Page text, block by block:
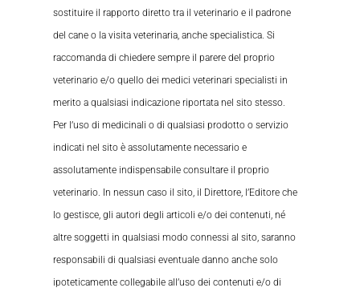
sostituire il rapporto diretto tra il veterinario e il padrone
del cane o la visita veterinaria, anche specialistica. Si
raccomanda di chiedere sempre il parere del proprio
veterinario e/o quello dei medici veterinari specialisti in
merito a qualsiasi indicazione riportata nel sito stesso.
Per l’uso di medicinali o di qualsiasi prodotto o servizio
indicati nel sito è assolutamente necessario e
assolutamente indispensabile consultare il proprio
veterinario. In nessun caso il sito, il Direttore, l’Editore che
lo gestisce, gli autori degli articoli e/o dei contenuti, né
altre soggetti in qualsiasi modo connessi al sito, saranno
responsabili di qualsiasi eventuale danno anche solo
ipoteticamente collegabile all’uso dei contenuti e/o di